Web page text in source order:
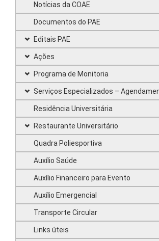
Notícias da COAE
Documentos do PAE
Editais PAE
Ações
Programa de Monitoria
Serviços Especializados –
Residência Universitária
Restaurante Universitário
Quadra Poliesportiva
Auxílio Saúde
Auxílio Financeiro para Evento
Auxílio Emergencial
Transporte Circular
Links úteis